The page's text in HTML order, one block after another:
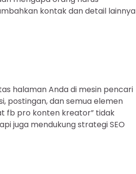
kontak dan detail lainnya
halaman Anda di mesin pencari
postingan, dan semua elemen
fb pro konten kreator” tidak
juga mendukung strategi SEO